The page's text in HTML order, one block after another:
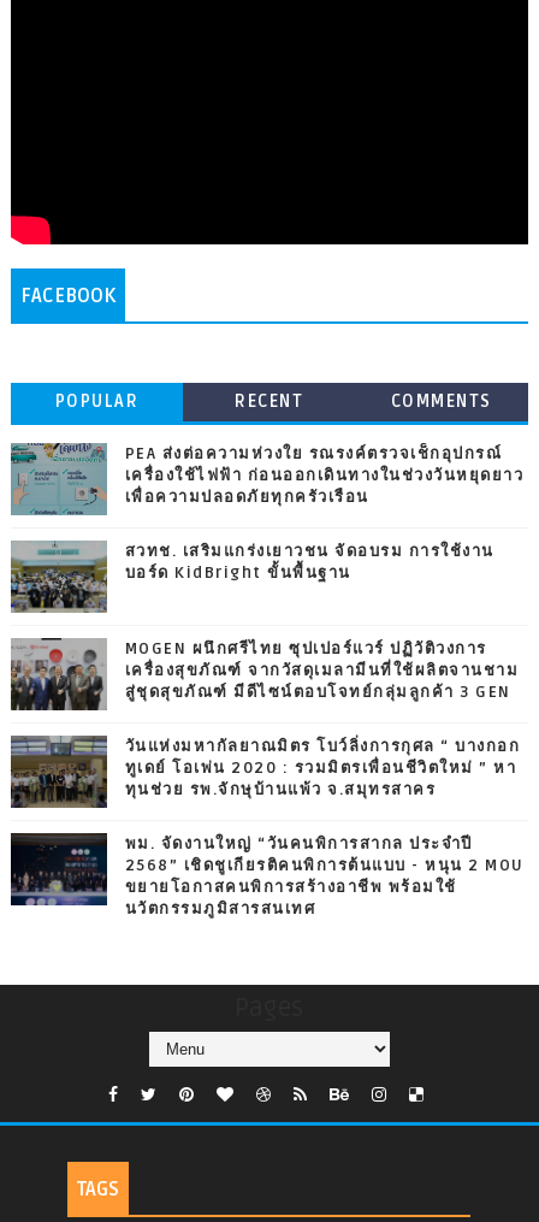
FACEBOOK
POPULAR RECENT COMMENTS
PEA ส่งต่อความห่วงใย รณรงค์ตรวจเช็กอุปกรณ์
เครื่องใช้ไฟฟ้า ก่อนออกเดินทางในช่วงวันหยุดยาว
เพื่อความปลอดภัยทุกครัวเรือน
สวทช. เสริมแกร่งเยาวชน จัดอบรม การใช้งาน
บอร์ด KidBright ขั้นพื้นฐาน
MOGEN ผนึกศรีไทย ซุปเปอร์แวร์ ปฏิวัติวงการ
เครื่องสุขภัณฑ์ จากวัสดุเมลามีนที่ใช้ผลิตจานชาม
สู่ชุดสุขภัณฑ์ มีดีไซน์ตอบโจทย์กลุ่มลูกค้า 3 GEN
วันแห่งมหากัลยาณมิตร โบว์ลิ่งการกุศล “ บางกอก
ทูเดย์ โอเพ่น 2020 : รวมมิตรเพื่อนชีวิตใหม่ ” หา
ทุนช่วย รพ.จักษุบ้านแพ้ว จ.สมุทรสาคร
พม. จัดงานใหญ่ “วันคนพิการสากล ประจำปี
2568” เชิดชูเกียรติคนพิการต้นแบบ - หนุน 2 MOU
ขยายโอกาสคนพิการสร้างอาชีพ พร้อมใช้
นวัตกรรมภูมิสารสนเทศ
TAGS